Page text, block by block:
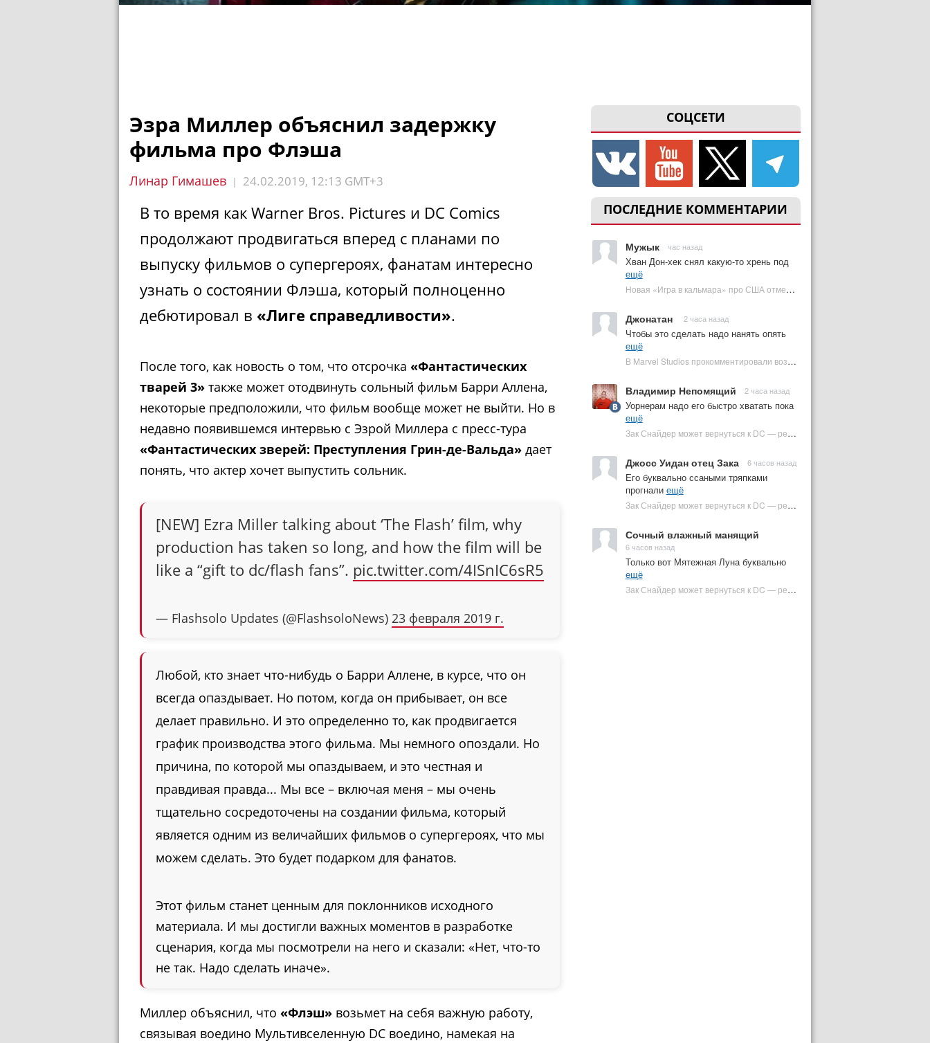
СОЦСЕТИ
ПОСЛЕДНИЕ КОММЕНТАРИИ
Мужык час назад
Хван Дон-хек снял какую-то хрень под
ещё
Новая «Игра в кальмара» про США отменена | Plugged In Ru
Джонатан 2 часа назад
Чтобы это сделать надо нанять опять
ещё
В Marvel Studios прокомментировали возвращение Канга на экраны | Plugged In Ru
Владимир Непомящий 2 часа назад
Уорнерам надо его быстро хватать пока
ещё
Зак Снайдер может вернуться к DC — режиссер общался с Warner Bros. (фото) | Plugged In Ru
Джосс Уидан отец Зака 6 часов назад
Его буквально ссаными тряпками
прогнали ещё
Зак Снайдер может вернуться к DC — режиссер общался с Warner Bros. (фото) | Plugged In Ru
Сочный влажный манящий
6 часов назад
Только вот Мятежная Луна буквально
ещё
Зак Снайдер может вернуться к DC — режиссер общался с Warner Bros. (фото) | Plugged In Ru
Эзра Миллер объяснил задержку
фильма про Флэша
Линар Гимашев | 24.02.2019, 12:13 GMT+3
В то время как Warner Bros. Pictures и DC Comics
продолжают продвигаться вперед с планами по
выпуску фильмов о супергероях, фанатам интересно
узнать о состоянии Флэша, который полноценно
дебютировал в «Лиге справедливости».
После того, как новость о том, что отсрочка «Фантастических
тварей 3» также может отодвинуть сольный фильм Барри Аллена,
некоторые предположили, что фильм вообще может не выйти. Но в
недавно появившемся интервью с Эзрой Миллера с пресс-тура
«Фантастических зверей: Преступления Грин-де-Вальда» дает
понять, что актер хочет выпустить сольник.
[NEW] Ezra Miller talking about ‘The Flash’ film, why
production has taken so long, and how the film will be
like a “gift to dc/flash fans”. pic.twitter.com/4ISnIC6sR5
— Flashsolo Updates (@FlashsoloNews) 23 февраля 2019 г.
Любой, кто знает что-нибудь о Барри Аллене, в курсе, что он
всегда опаздывает. Но потом, когда он прибывает, он все
делает правильно. И это определенно то, как продвигается
график производства этого фильма. Мы немного опоздали. Но
причина, по которой мы опаздываем, и это честная и
правдивая правда... Мы все – включая меня – мы очень
тщательно сосредоточены на создании фильма, который
является одним из величайших фильмов о супергероях, что мы
можем сделать. Это будет подарком для фанатов.
Этот фильм станет ценным для поклонников исходного
материала. И мы достигли важных моментов в разработке
сценария, когда мы посмотрели на него и сказали: «Нет, что-то
не так. Надо сделать иначе».
Миллер объяснил, что «Флэш» возьмет на себя важную работу,
связывая воедино Мультивселенную DC воедино, намекая на